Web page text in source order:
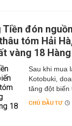
Tiền đón
tóm Hải
vàng 18
Sau khi mua
Kotobuki,
tăng đột biến
CHỦ ĐẦU TƯ